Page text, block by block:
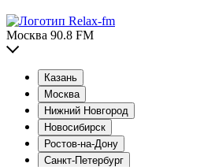
Москва 90.8 FM
Казань
Москва
Нижний Новгород
Новосибирск
Ростов-на-Дону
Санкт-Петербург